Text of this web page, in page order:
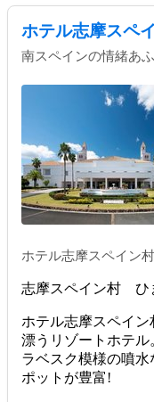
ホテル志摩スペ
南スペインの情緒あ
ホテル志摩スペイン
志摩スペイン村 ひ
ホテル志摩スペイ
漂うリゾートホテ
ラベスク模様の噴
ポットが豊富!